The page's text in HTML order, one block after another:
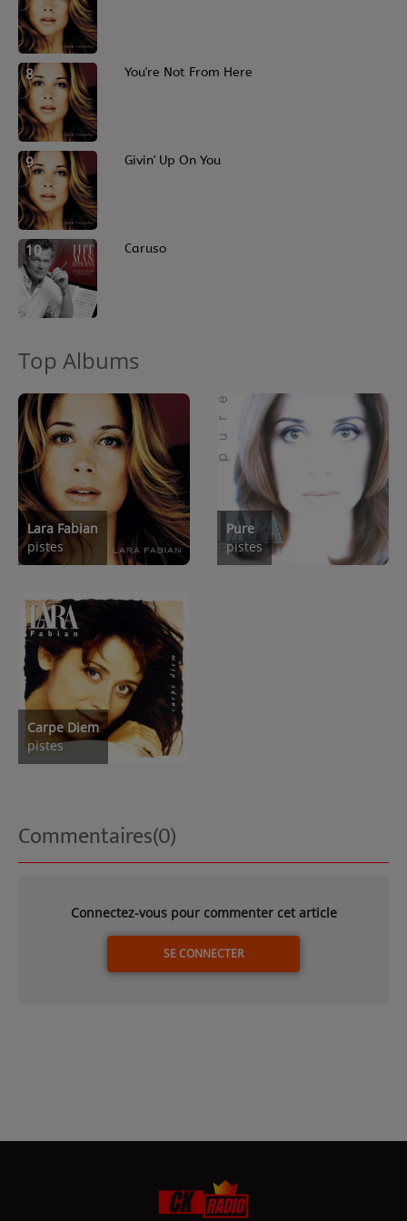
8 You're Not From Here
9 Givin' Up On You
10 Caruso
Top Albums
Lara Fabian
pistes
Pure
pistes
Carpe Diem
pistes
Commentaires(0)
Connectez-vous pour commenter cet article
SE CONNECTER